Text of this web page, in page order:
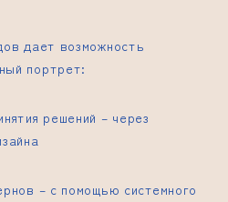
дает возможность
портрет:
решений – через
– с помощью системного